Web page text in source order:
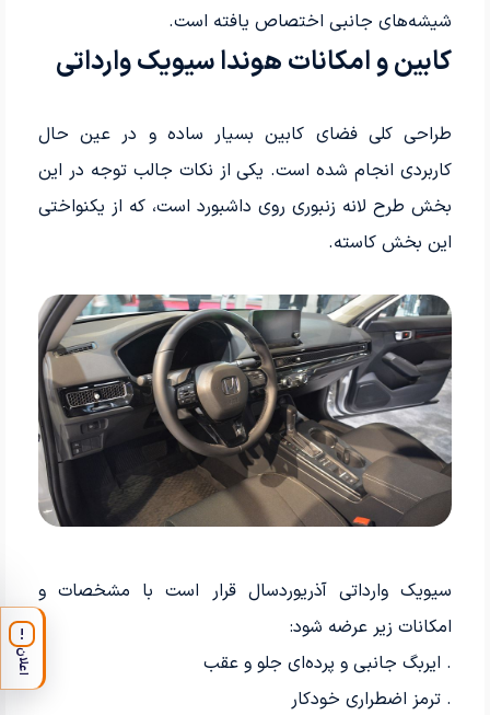
شیشه‌های جانبی اختصاص یافته است.
کابین و امکانات هوندا سیویک وارداتی
طراحی کلی فضای کابین بسیار ساده و در عین حال
کاربردی انجام شده است. یکی از نکات جالب توجه در این
بخش طرح لانه زنبوری روی داشبورد است، که از یکنواختی
این بخش کاسته.
سیویک وارداتی آذریوردسال قرار است با مشخصات و
امکانات زیر عرضه شود:
. ایربگ جانبی و پرده‌ای جلو و عقب
. ترمز اضطراری خودکار
!
اعلان